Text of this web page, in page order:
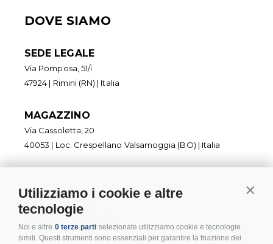
Utilizziamo i cookie e altre
tecnologie
Noi e altre 0 terze parti selezionate utilizziamo cookie e tecnologie
simili. Questi strumenti sono essenziali per garantire la fruizione dei
DOVE SIAMO
SEDE LEGALE
Via Pomposa, 51/i
47924 | Rimini (RN) | Italia
MAGAZZINO
Via Cassoletta, 20
40053 | Loc. Crespellano Valsamoggia (BO) | Italia
CONTATTI
+ 39 0541 794 444
info@inoxmare.it